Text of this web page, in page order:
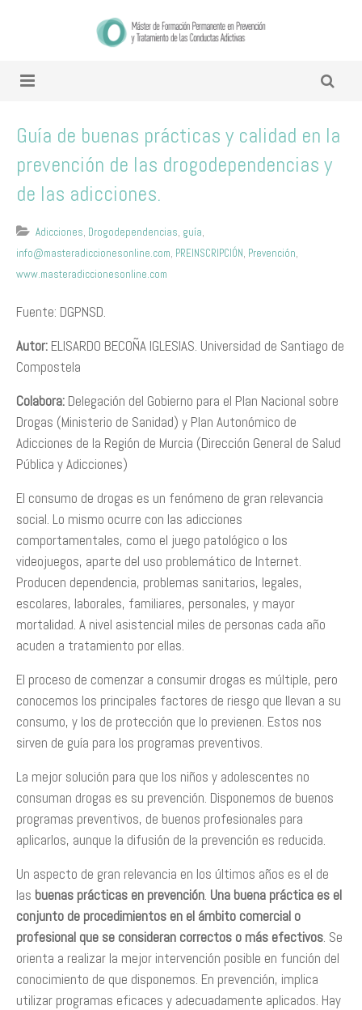
Guía de buenas prácticas y calidad en la
prevención de las drogodependencias y
de las adicciones.
Adicciones, Drogodependencias, guía,
info@masteradiccionesonline.com, PREINSCRIPCIÓN, Prevención,
www.masteradiccionesonline.com
Fuente: DGPNSD.
Autor: ELISARDO BECOÑA IGLESIAS. Universidad de Santiago de
Compostela
Colabora: Delegación del Gobierno para el Plan Nacional sobre
Drogas (Ministerio de Sanidad) y Plan Autonómico de
Adicciones de la Región de Murcia (Dirección General de Salud
Pública y Adicciones)
El consumo de drogas es un fenómeno de gran relevancia
social. Lo mismo ocurre con las adicciones
comportamentales, como el juego patológico o los
videojuegos, aparte del uso problemático de Internet.
Producen dependencia, problemas sanitarios, legales,
escolares, laborales, familiares, personales, y mayor
mortalidad. A nivel asistencial miles de personas cada año
acuden a tratamiento por ellas.
El proceso de comenzar a consumir drogas es múltiple, pero
conocemos los principales factores de riesgo que llevan a su
consumo, y los de protección que lo previenen. Estos nos
sirven de guía para los programas preventivos.
La mejor solución para que los niños y adolescentes no
consuman drogas es su prevención. Disponemos de buenos
programas preventivos, de buenos profesionales para
aplicarlos, aunque la difusión de la prevención es reducida.
Un aspecto de gran relevancia en los últimos años es el de
las buenas prácticas en prevención. Una buena práctica es el
conjunto de procedimientos en el ámbito comercial o
profesional que se consideran correctos o más efectivos. Se
orienta a realizar la mejor intervención posible en función del
conocimiento de que disponemos. En prevención, implica
utilizar programas eficaces y adecuadamente aplicados. Hay